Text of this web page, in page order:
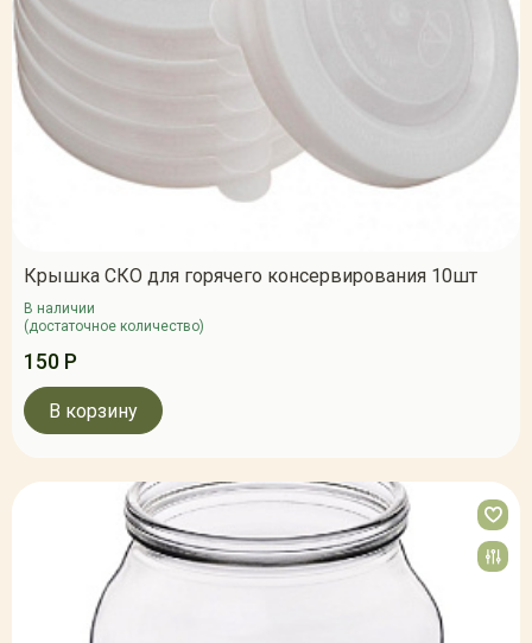
Крышка СКО для горячего консервирования 10шт
В наличии
(достаточное количество)
150 Р
В корзину